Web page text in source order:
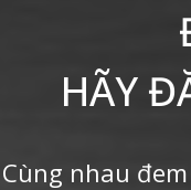
HÃY
Cùng nhau